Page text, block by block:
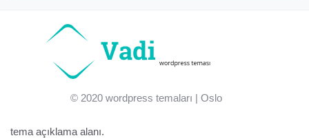
© 2020 wordpress temaları | Oslo
tema açıklama alanı.